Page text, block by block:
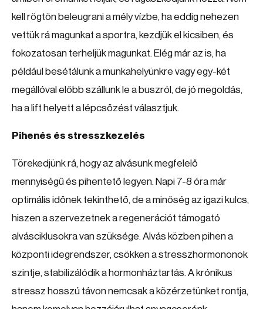
kell rögtön beleugrani a mély vízbe, ha eddig nehezen
vettük rá magunkat a sportra, kezdjük el kicsiben, és
fokozatosan terheljük magunkat. Elég már az is, ha
például besétálunk a munkahelyünkre vagy egy-két
megállóval előbb szállunk le a buszról, de jó megoldás,
ha a lift helyett a lépcsőzést választjuk.
Pihenés és stresszkezelés
Törekedjünk rá, hogy az alvásunk megfelelő
mennyiségű és pihentető legyen. Napi 7-8 óra már
optimális időnek tekinthető, de a minőség az igazi kulcs,
hiszen a szervezetnek a regenerációt támogató
alvásciklusokra van szüksége. Alvás közben pihen a
központi idegrendszer, csökken a stresszhormononok
szintje, stabilizálódik a hormonháztartás. A krónikus
stressz hosszú távon nemcsak a közérzetünket rontja,